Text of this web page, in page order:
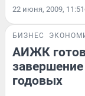
22 июня, 2009, 11:51
БИЗНЕС
АИЖК
завершение
годовых